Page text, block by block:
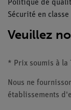
Politique de
Sécurité en classe
Veuillez
* Prix soumis à la
Nous ne
établissements